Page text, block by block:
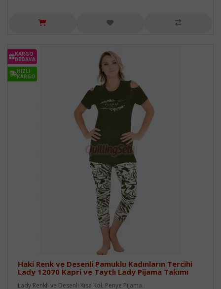
KARGO
BEDAVA
HIZLI
KARGO
Haki Renk ve Desenli Pamuklu Kadınların Tercihi
Lady 12070 Kapri ve Taytlı Lady Pijama Takımı
Lady Renkli ve Desenli Kısa Kol, Penye Pijama..